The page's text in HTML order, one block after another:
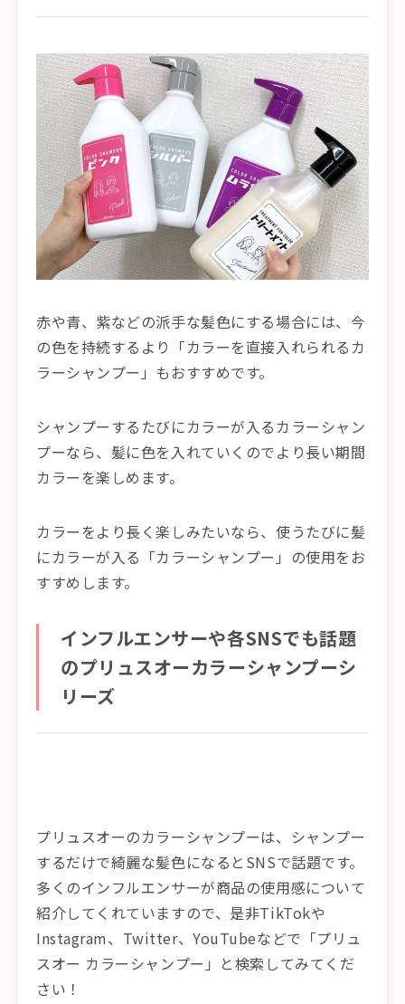
赤や青、紫などの派手な髪色にする場合には、今
の色を持続するより「カラーを直接入れられるカ
ラーシャンプー」もおすすめです。
シャンプーするたびにカラーが入るカラーシャン
プーなら、髪に色を入れていくのでより長い期間
カラーを楽しめます。
カラーをより長く楽しみたいなら、使うたびに髪
にカラーが入る「カラーシャンプー」の使用をお
すすめします。
インフルエンサーや各SNSでも話題
のプリュスオーカラーシャンプーシ
リーズ
プリュスオーのカラーシャンプーは、シャンプー
するだけで綺麗な髪色になるとSNSで話題です。
多くのインフルエンサーが商品の使用感について
紹介してくれていますので、是非TikTokや
Instagram、Twitter、YouTubeなどで「プリュ
スオー カラーシャンプー」と検索してみてくだ
さい！